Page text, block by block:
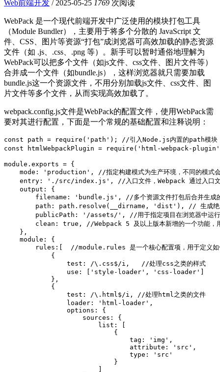
Web前端开发 / 2025-05-25 1769 次阅读
WebPack 是一个现代前端开发中广泛使用的模块打包工具
（Module Bundler），主要用于将多个分散的 JavaScript 文
件、CSS、图片等资源“打包”成浏览器可高效加载的静态资源
文件（如 .js、.css、.png 等）。新手可以暂时通俗地理解为
WebPack可以把多个文件（如js文件、css文件、图片文件等）
合并成一个文件（如bundle.js），这样浏览器就只需要加载
bundle.js这一个资源文件，不用分别加载js文件、css文件、图
片文件等多个文件，从而实现高效加载了。
webpack.config.js文件是WebPack的配置文件，使用WebPack需
要对其进行配置，下面是一个常规的基础配置和注释说明：
const path = require('path'); //引入Node.js内置的path模块，path模
const htmlWebpackPlugin = require('html-webpack-plugin'); //导
module.exports = {
mode: 'production', //指定构建模式为生产环境，不同的模式
entry: './src/index.js', //入口文件，Webpack 通过入口文
    output: {
filename: 'bundle.js', //多个资源文件打包后合并生成
path: path.resolve(__dirname, 'dist'), // 生成绝对
publicPath: '/assets/', //用于指定项目在浏览器中运行
clean: true, //Webpack 5 及以上版本新增的一个功能，用
    },
    module: {
rules:[  //module.rules 是一个核心配置项，用于定义如
            {
                test: /\.css$/i,   //处理css之类的样式
                use: ['style-loader', 'css-loader']
            },
            {
                test: /\.html$/i, //处理html之类的文件
                loader: 'html-loader',
                options: {
                    sources: {
                        list: [
                            {
                                tag: 'img',
                                attribute: 'src',
                                type: 'src'
                            }